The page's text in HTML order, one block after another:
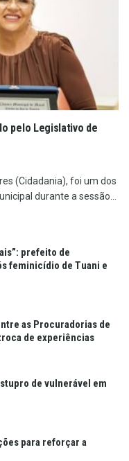
pelo Legislativo de
(Cidadania), foi um dos
durante a sessão...
prefeito de
feminicídio de Tuani e
as Procuradorias de
de experiências
de vulnerável em
para reforçar a